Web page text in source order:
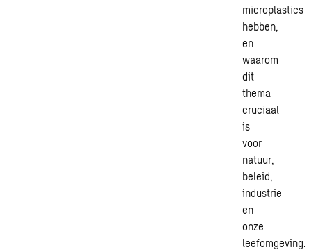
microplastics
hebben,
en
waarom
dit
thema
cruciaal
is
voor
natuur,
beleid,
industrie
en
onze
leefomgeving.